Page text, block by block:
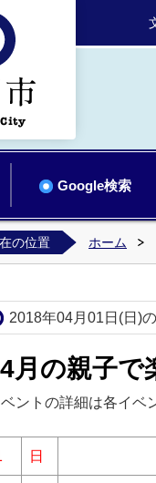
Google検索
の位置 ホーム
2018年04月01日(日)
4月の親子で
ントの詳細は各イベ
日